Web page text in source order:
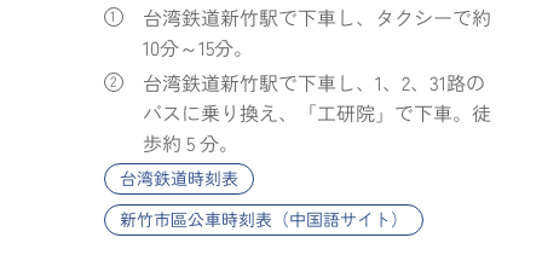
台湾鉄道新竹駅で下車し、タクシーで約
10分～15分。
台湾鉄道新竹駅で下車し、1、2、31路の
バスに乗り換え、「工研院」で下車。徒
歩約 5 分。
台湾鉄道時刻表
新竹市區公車時刻表（中国語サイト）